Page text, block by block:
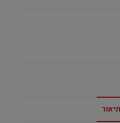
תיאור